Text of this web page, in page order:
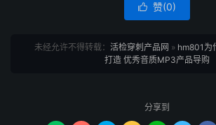
 赞(0)
未经允许不得转载： 活检穿刺产品网 » hm801为
打造 优秀音质MP3产品导购
分享到